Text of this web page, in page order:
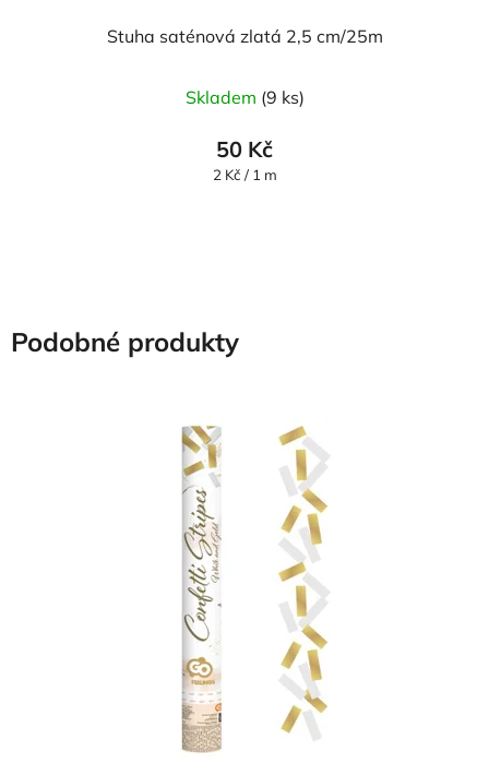
Stuha saténová zlatá 2,5 cm/25m
Skladem (9 ks)
50 Kč
Měrná
2 Kč / 1 m
Podobné produkty